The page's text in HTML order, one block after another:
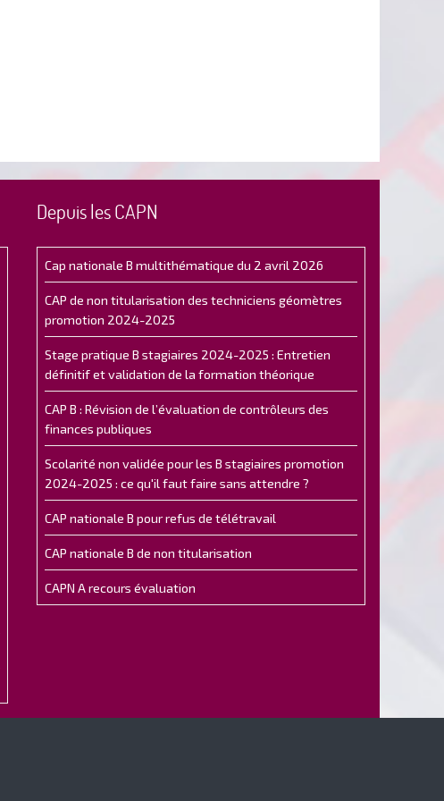
Depuis les CAPN
Cap nationale B multithématique du 2 avril 2026
CAP de non titularisation des techniciens géomètres
promotion 2024-2025
Stage pratique B stagiaires 2024-2025 : Entretien
définitif et validation de la formation théorique
CAP B : Révision de l’évaluation de contrôleurs des
finances publiques
Scolarité non validée pour les B stagiaires promotion
2024-2025 : ce qu'il faut faire sans attendre ?
CAP nationale B pour refus de télétravail
CAP nationale B de non titularisation
CAPN A recours évaluation